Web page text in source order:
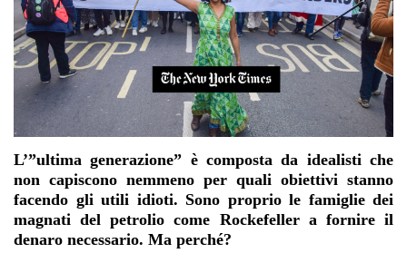
L’”ultima generazione” è composta da idealisti che
non capiscono nemmeno per quali obiettivi stanno
facendo gli utili idioti. Sono proprio le famiglie dei
magnati del petrolio come Rockefeller a fornire il
denaro necessario. Ma perché?